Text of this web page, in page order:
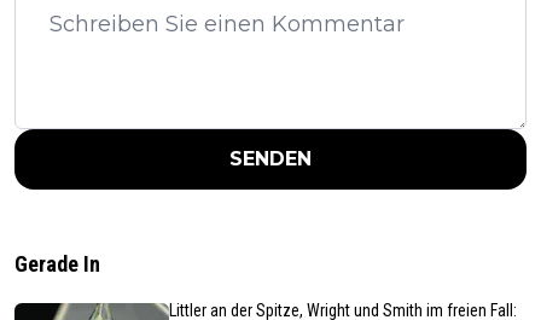
SENDEN
Gerade In
Littler an der Spitze, Wright und Smith im freien Fall: